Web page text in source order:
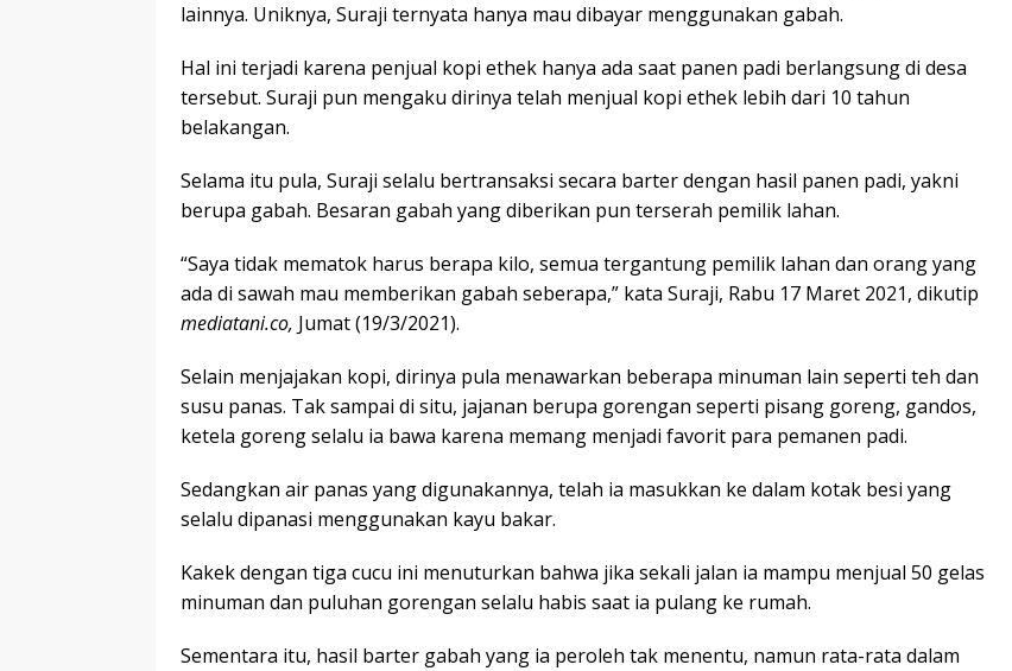
lainnya. Uniknya, Suraji ternyata hanya mau dibayar menggunakan gabah.
Hal ini terjadi karena penjual kopi ethek hanya ada saat panen padi berlangsung di desa
tersebut. Suraji pun mengaku dirinya telah menjual kopi ethek lebih dari 10 tahun
belakangan.
Selama itu pula, Suraji selalu bertransaksi secara barter dengan hasil panen padi, yakni
berupa gabah. Besaran gabah yang diberikan pun terserah pemilik lahan.
“Saya tidak mematok harus berapa kilo, semua tergantung pemilik lahan dan orang yang
ada di sawah mau memberikan gabah seberapa,” kata Suraji, Rabu 17 Maret 2021, dikutip
mediatani.co, Jumat (19/3/2021).
Selain menjajakan kopi, dirinya pula menawarkan beberapa minuman lain seperti teh dan
susu panas. Tak sampai di situ, jajanan berupa gorengan seperti pisang goreng, gandos,
ketela goreng selalu ia bawa karena memang menjadi favorit para pemanen padi.
Sedangkan air panas yang digunakannya, telah ia masukkan ke dalam kotak besi yang
selalu dipanasi menggunakan kayu bakar.
Kakek dengan tiga cucu ini menuturkan bahwa jika sekali jalan ia mampu menjual 50 gelas
minuman dan puluhan gorengan selalu habis saat ia pulang ke rumah.
Sementara itu, hasil barter gabah yang ia peroleh tak menentu, namun rata-rata dalam